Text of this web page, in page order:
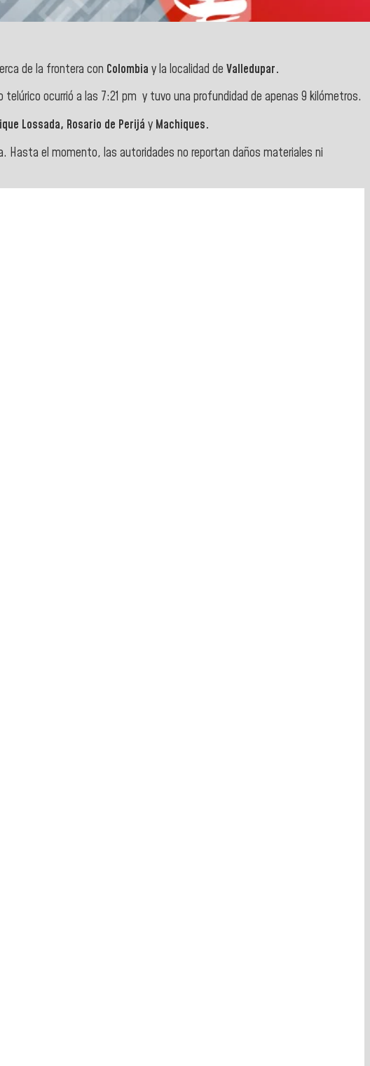
de la frontera con Colombia y la localidad de Valledupar.
telúrico ocurrió a las 7:21 pm y tuvo una profundidad de apenas 9 kilómetros.
Lossada, Rosario de Perijá y Machiques.
Hasta el momento, las autoridades no reportan daños materiales ni